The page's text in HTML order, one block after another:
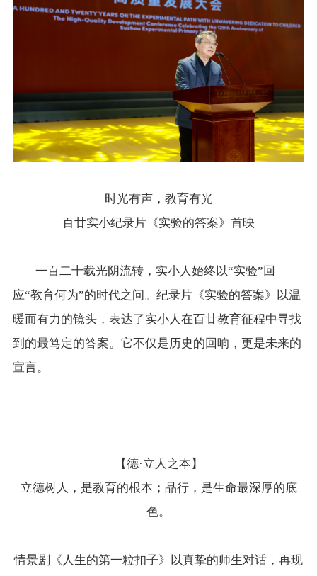
时光有声，教育有光
百廿实小纪录片《实验的答案》首映
一百二十载光阴流转，实小人始终以“实验”回
应“教育何为”的时代之问。纪录片《实验的答案》以温
暖而有力的镜头，表达了实小人在百廿教育征程中寻找
到的最笃定的答案。它不仅是历史的回响，更是未来的
宣言。
【德·立人之本】
立德树人，是教育的根本；品行，是生命最深厚的底
色。
情景剧《人生的第一粒扣子》以真挚的师生对话，再现